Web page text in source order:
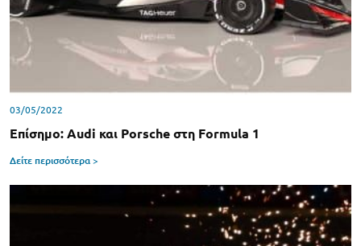
03/05/2022
Επίσημο: Audi και Porsche στη Formula 1
Δείτε περισσότερα >